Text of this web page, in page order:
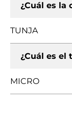
¿Cuál es la
TUNJA
¿Cuál es el
MICRO